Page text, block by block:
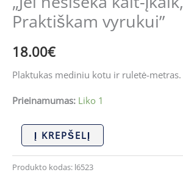
Praktiškam vyrukui”
18.00€
Plaktukas mediniu kotu ir ruletė-metras.
Prieinamumas: Liko 1
Į KREPŠELĮ
Produkto kodas: l6523